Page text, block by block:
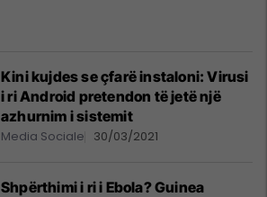
Kini kujdes se çfarë instaloni: Virusi
i ri Android pretendon të jetë një
azhurnim i sistemit
Media Sociale 30/03/2021
Shpërthimi i ri i Ebola? Guinea